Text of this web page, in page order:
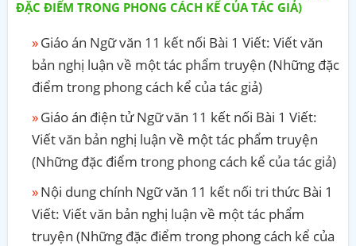
ĐẶC ĐIỂM TRONG PHONG CÁCH KỂ CỦA TÁC GIẢ)
Giáo án Ngữ văn 11 kết nối Bài 1 Viết: Viết văn
bản nghị luận về một tác phẩm truyện (Những đặc
điểm trong phong cách kể của tác giả)
Giáo án điện tử Ngữ văn 11 kết nối Bài 1 Viết:
Viết văn bản nghị luận về một tác phẩm truyện
(Những đặc điểm trong phong cách kể của tác giả)
Nội dung chính Ngữ văn 11 kết nối tri thức Bài 1
Viết: Viết văn bản nghị luận về một tác phẩm
truyện (Những đặc điểm trong phong cách kể của